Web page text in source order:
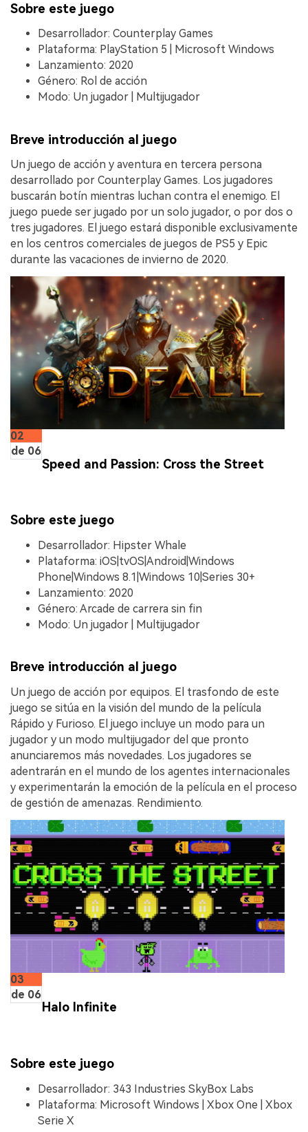
Sobre este juego
Desarrollador: Counterplay Games
Plataforma: PlayStation 5 | Microsoft Windows
Lanzamiento: 2020
Género: Rol de acción
Modo: Un jugador | Multijugador
Breve introducción al juego
Un juego de acción y aventura en tercera persona
desarrollado por Counterplay Games. Los jugadores
buscarán botín mientras luchan contra el enemigo. El
juego puede ser jugado por un solo jugador, o por dos o
tres jugadores. El juego estará disponible exclusivamente
en los centros comerciales de juegos de PS5 y Epic
durante las vacaciones de invierno de 2020.
02
de 06
Speed and Passion: Cross the Street
Sobre este juego
Desarrollador: Hipster Whale
Plataforma: iOS|tvOS|Android|Windows
Phone|Windows 8.1|Windows 10|Series 30+
Lanzamiento: 2020
Género: Arcade de carrera sin fin
Modo: Un jugador | Multijugador
Breve introducción al juego
Un juego de acción por equipos. El trasfondo de este
juego se sitúa en la visión del mundo de la película
Rápido y Furioso. El juego incluye un modo para un
jugador y un modo multijugador del que pronto
anunciaremos más novedades. Los jugadores se
adentrarán en el mundo de los agentes internacionales
y experimentarán la emoción de la película en el proceso
de gestión de amenazas. Rendimiento.
03
de 06
Halo Infinite
Sobre este juego
Desarrollador: 343 Industries SkyBox Labs
Plataforma: Microsoft Windows | Xbox One | Xbox
Serie X